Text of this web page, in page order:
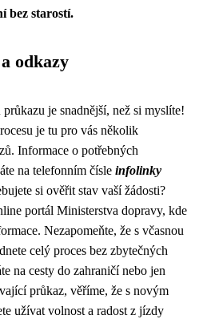
bez starostí.
odkazy
je snadnější, než si myslíte!
je tu pro vás několik
Informace o potřebných
na telefonním čísle infolinky
si ověřit stav vaší žádosti?
portál Ministerstva dopravy, kde
Nezapomeňte, že s včasnou
celý proces bez zbytečných
na cesty do zahraničí nebo jen
průkaz, věříme, že s novým
užívat volnost a radost z jízdy